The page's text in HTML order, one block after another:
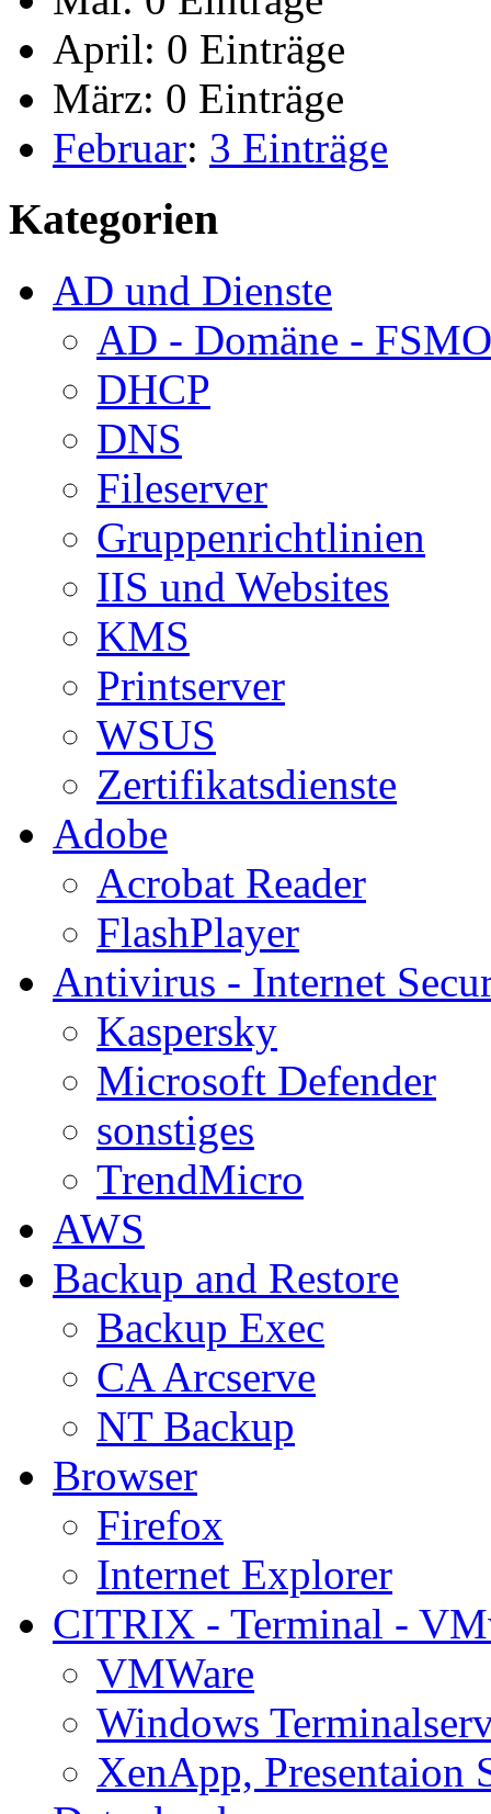
April: 0 Einträge
März: 0 Einträge
Februar: 3 Einträge
Kategorien
AD und Dienste
AD - Domäne - FSMO
DHCP
DNS
Fileserver
Gruppenrichtlinien
IIS und Websites
KMS
Printserver
WSUS
Zertifikatsdienste
Adobe
Acrobat Reader
FlashPlayer
Antivirus - Internet
Kaspersky
Microsoft Defender
sonstiges
TrendMicro
AWS
Backup and Restore
Backup Exec
CA Arcserve
NT Backup
Browser
Firefox
Internet Explorer
CITRIX - Terminal -
VMWare
Windows
XenApp, Presentaion